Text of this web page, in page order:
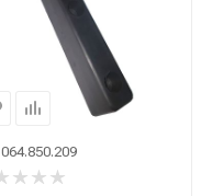
064.850.209